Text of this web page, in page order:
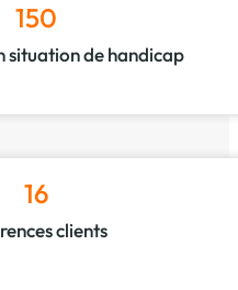
150
situation de handicap
16
clients